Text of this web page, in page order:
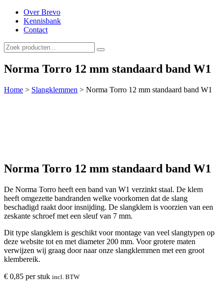
Over Brevo
Kennisbank
Contact
Norma Torro 12 mm standaard band W1
Home > Slangklemmen > Norma Torro 12 mm standaard band W1
Norma Torro 12 mm standaard band W1
De Norma Torro heeft een band van W1 verzinkt staal. De klem
heeft omgezette bandranden welke voorkomen dat de slang
beschadigd raakt door insnijding. De slangklem is voorzien van een
zeskante schroef met een sleuf van 7 mm.
Dit type slangklem is geschikt voor montage van veel slangtypen op
deze website tot en met diameter 200 mm. Voor grotere maten
verwijzen wij graag door naar onze slangklemmen met een groot
klembereik.
€ 0,85 per stuk incl. BTW